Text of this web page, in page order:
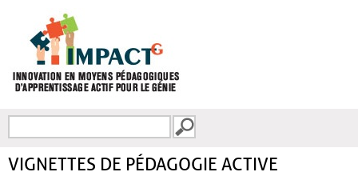
FORMULAIRE DE
VIGNETTES DE PÉDAGOGIE ACTIVE